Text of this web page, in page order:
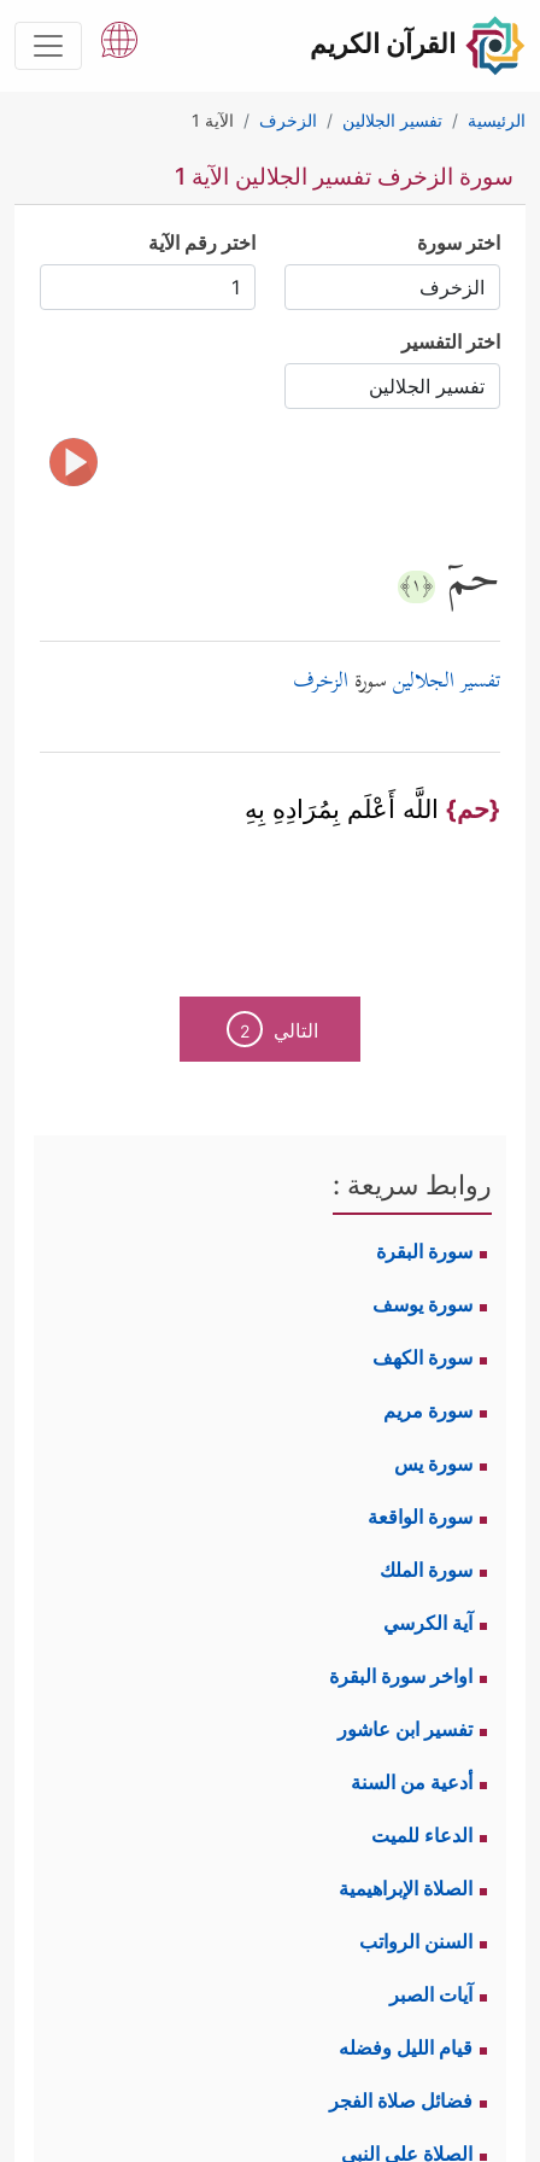
القرآن الكريم
الرئيسية تفسير الجلالين الزخرف الآية 1
سورة الزخرف تفسير الجلالين الآية 1
اختر سورة اختر رقم الآية
اختر التفسير
حمۤ ﴿١﴾
تفسير الجلالينسورة الزخرف
{حم} اللَّه أَعْلَم بِمُرَادِهِ بِهِ
التالي 2
روابط سريعة :
سورة البقرة
سورة يوسف
سورة الكهف
سورة مريم
سورة يس
سورة الواقعة
سورة الملك
آية الكرسي
اواخر سورة البقرة
تفسير ابن عاشور
أدعية من السنة
الدعاء للميت
الصلاة الإبراهيمية
السنن الرواتب
آيات الصبر
قيام الليل وفضله
فضائل صلاة الفجر
الصلاة على النبي